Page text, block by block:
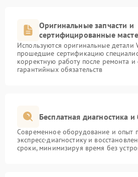
Оригинальные запчасти и
сертифицированные
Используются оригинальные
прошедшие сертификацию
корректную работу после ремонта и
гарантийных обязательств
Бесплатная диагностика
Современное оборудование и опыт
экспресс-диагностику и
сроки, минимизируя время без